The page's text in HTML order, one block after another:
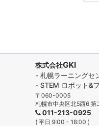
株式会社GKI
- 札幌ラーニングセ
- STEM ロボット&
〒060-0005
札幌市中央区北5西6 第
011-213-0925
( 平日 9:00 - 18:00 )